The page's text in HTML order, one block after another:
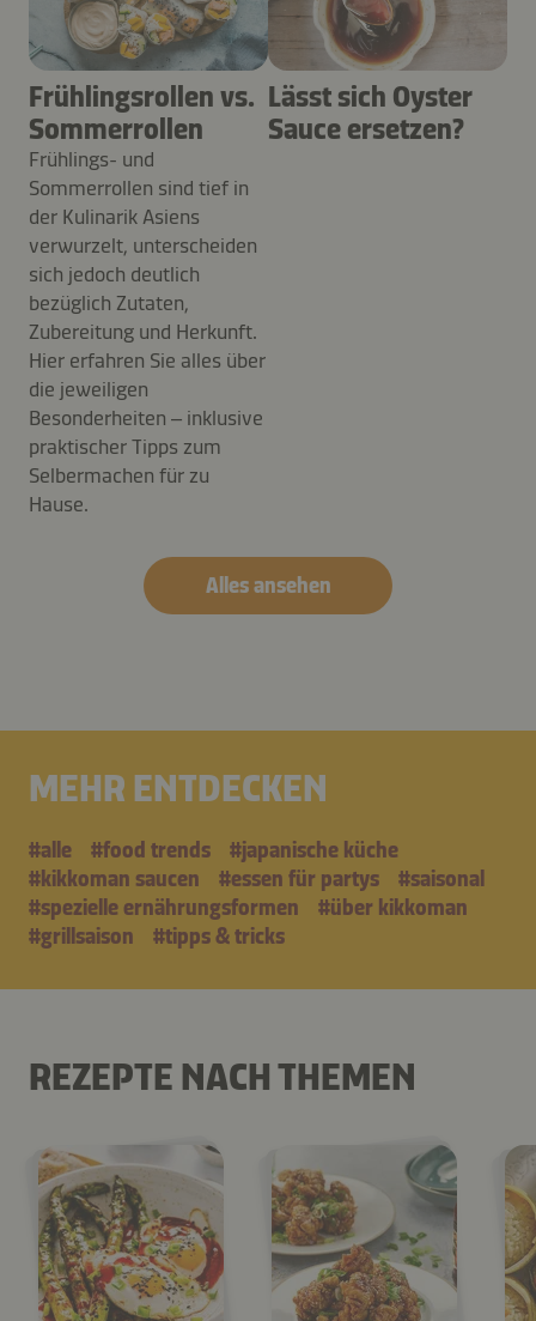
Frühlingsrollen vs.
Sommerrollen
Frühlings- und
Sommerrollen sind tief in
der Kulinarik Asiens
verwurzelt, unterscheiden
sich jedoch deutlich
bezüglich Zutaten,
Zubereitung und Herkunft.
Hier erfahren Sie alles über
die jeweiligen
Besonderheiten – inklusive
praktischer Tipps zum
Selbermachen für zu
Hause.
Lässt sich Oyster
Sauce ersetzen?
Alles ansehen
MEHR ENTDECKEN
#alle #food trends
#japanische küche
#kikkoman saucen
#essen für partys
#saisonal
#spezielle ernährungsformen
#über kikkoman
#grillsaison
#tipps & tricks
REZEPTE NACH THEMEN